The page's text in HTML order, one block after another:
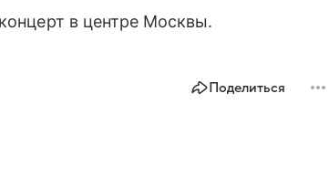
в центре Москвы.
Поделиться